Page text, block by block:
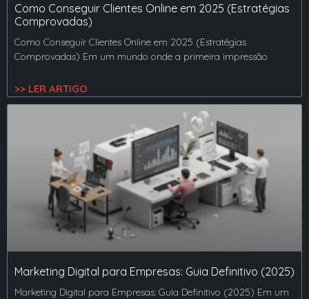
Como Conseguir Clientes Online em 2025 (Estratégias
Comprovadas)
Como Conseguir Clientes Online em 2025 (Estratégias
Comprovadas) Em um mundo onde a primeira impressão
>> LER ARTIGO
Marketing Digital para Empresas: Guia Definitivo (2025)
Marketing Digital para Empresas: Guia Definitivo (2025) Em um